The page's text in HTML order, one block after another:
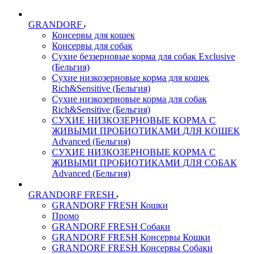
GRANDORF
Консервы для кошек
Консервы для собак
Сухие беззерновые корма для собак Exclusive
(Бельгия)
Сухие низкозерновые корма для кошек
Rich&Sensitive (Бельгия)
Сухие низкозерновые корма для собак
Rich&Sensitive (Бельгия)
СУХИЕ НИЗКОЗЕРНОВЫЕ КОРМА С
ЖИВЫМИ ПРОБИОТИКАМИ ДЛЯ КОШЕК
Advanced (Бельгия)
СУХИЕ НИЗКОЗЕРНОВЫЕ КОРМА С
ЖИВЫМИ ПРОБИОТИКАМИ ДЛЯ СОБАК
Advanced (Бельгия)
GRANDORF FRESH
GRANDORF FRESH Кошки
Промо
GRANDORF FRESH Собаки
GRANDORF FRESH Консервы Кошки
GRANDORF FRESH Консервы Собаки